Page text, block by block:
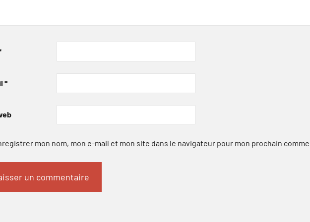
*
mon nom, mon e-mail et mon site dans le navigateur pour mon prochain